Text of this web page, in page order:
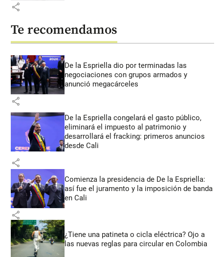
share
Te recomendamos
De la Espriella dio por terminadas las
negociaciones con grupos armados y
anunció megacárceles
share
De la Espriella congelará el gasto público,
eliminará el impuesto al patrimonio y
desarrollará el fracking: primeros anuncios
desde Cali
share
Comienza la presidencia de De la Espriella:
así fue el juramento y la imposición de banda
en Cali
share
¿Tiene una patineta o cicla eléctrica? Ojo a
las nuevas reglas para circular en Colombia